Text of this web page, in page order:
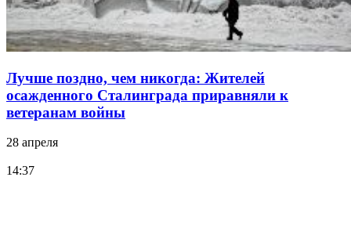
Лучше поздно, чем никогда: Жителей
осажденного Сталинграда приравняли к
ветеранам войны
28 апреля
14:37